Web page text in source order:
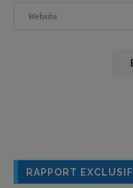
RAPPORT EXCLUSIF